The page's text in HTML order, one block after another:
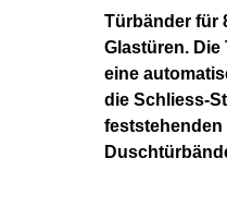
Türbänder für
Glastüren. Die
eine
die Schliess-
feststehenden